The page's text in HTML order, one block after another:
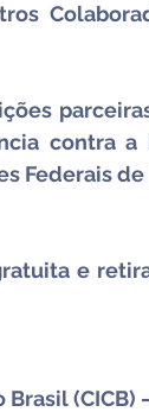
contra
Federais de
e
(CICB)